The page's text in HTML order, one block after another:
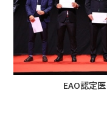
EAO認定